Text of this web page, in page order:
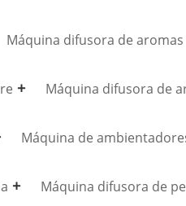
Máquina difusora de aromas
Máquina difusora de
Máquina de
Máquina difusora de